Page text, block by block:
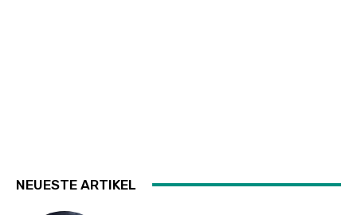
NEUESTE ARTIKEL